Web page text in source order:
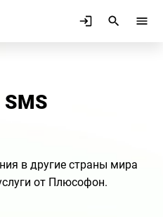
в другие страны мира
от Плюсофон.